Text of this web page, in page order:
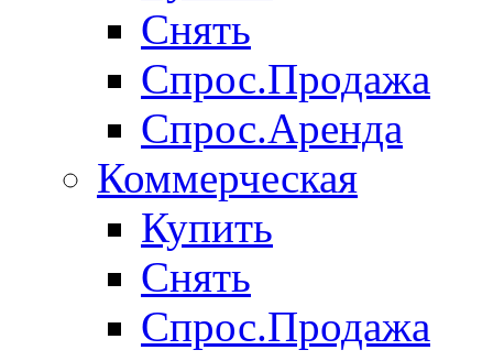
Снять
Спрос.Продажа
Спрос.Аренда
Коммерческая
Купить
Снять
Спрос.Продажа